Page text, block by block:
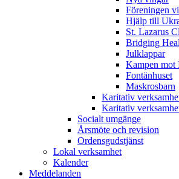
Föreningen
Hjälp till
St. Lazarus
Bridging
Julklappar
Kampen mot
Fontänhuset
Maskrosbarn
Karitativ
Karitativ
Socialt umgänge
Årsmöte och revision
Ordensgudstjänst
Lokal verksamhet
Kalender
Meddelanden